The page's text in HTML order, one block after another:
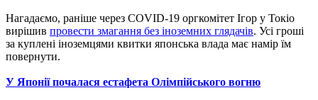
Нагадаємо, раніше через COVID-19 оргкомітет Ігор у Токіо
вирішив провести змагання без іноземних глядачів. Усі гроші
за куплені іноземцями квитки японська влада має намір їм
повернути.
У Японії почалася естафета Олімпійського вогню